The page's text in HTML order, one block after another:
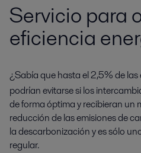
Servicio para
eficiencia
¿Sabía que hasta el 2,5% de
podrían evitarse si los
de forma óptima y recibieran un
reducción de las emisiones de
la descarbonización y es sólo
regular.